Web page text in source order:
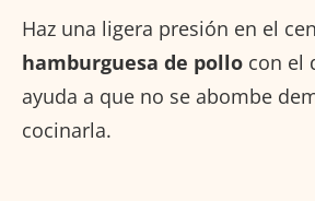
Haz una ligera presión en el
hamburguesa de pollo con el
ayuda a que no se abombe
cocinarla.